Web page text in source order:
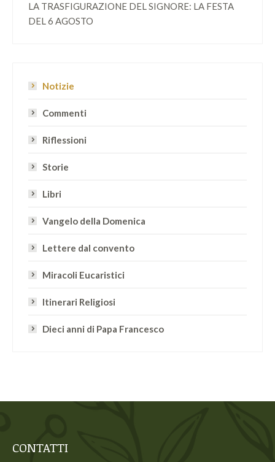
LA TRASFIGURAZIONE DEL SIGNORE: LA FESTA
DEL 6 AGOSTO
Notizie
Commenti
Riflessioni
Storie
Libri
Vangelo della Domenica
Lettere dal convento
Miracoli Eucaristici
Itinerari Religiosi
Dieci anni di Papa Francesco
CONTATTI